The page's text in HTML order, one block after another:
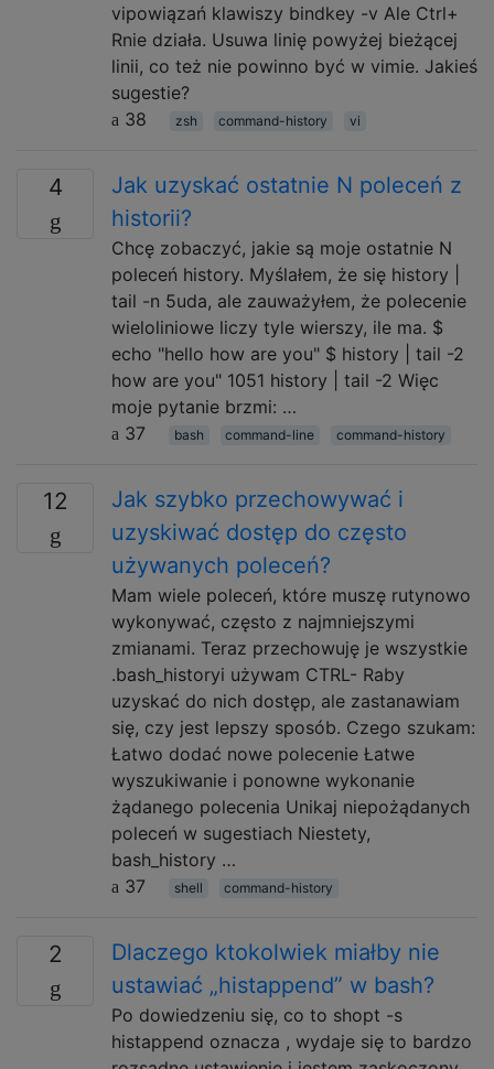
vipowiązań klawiszy bindkey -v Ale Ctrl+
Rnie działa. Usuwa linię powyżej bieżącej
linii, co też nie powinno być w vimie. Jakieś
sugestie?
38
zsh command-history vi
4
Jak uzyskać ostatnie N poleceń z
historii?
Chcę zobaczyć, jakie są moje ostatnie N
poleceń history. Myślałem, że się history |
tail -n 5uda, ale zauważyłem, że polecenie
wieloliniowe liczy tyle wierszy, ile ma. $
echo "hello how are you" $ history | tail -2
how are you" 1051 history | tail -2 Więc
moje pytanie brzmi: …
37
bash command-line command-history
12
Jak szybko przechowywać i
uzyskiwać dostęp do często
używanych poleceń?
Mam wiele poleceń, które muszę rutynowo
wykonywać, często z najmniejszymi
zmianami. Teraz przechowuję je wszystkie
.bash_historyi używam CTRL- Raby
uzyskać do nich dostęp, ale zastanawiam
się, czy jest lepszy sposób. Czego szukam:
Łatwo dodać nowe polecenie Łatwe
wyszukiwanie i ponowne wykonanie
żądanego polecenia Unikaj niepożądanych
poleceń w sugestiach Niestety,
bash_history …
37
shell command-history
2
Dlaczego ktokolwiek miałby nie
ustawiać „histappend” w bash?
Po dowiedzeniu się, co to shopt -s
histappend oznacza , wydaje się to bardzo